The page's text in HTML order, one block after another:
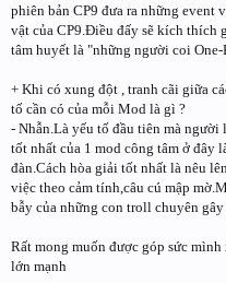
phiên bản CP9 đưa ra những event
vật của CP9.Điều đấy sẽ kích thích
tâm huyết là "những người coi
+ Khi có xung đột , tranh cãi giữa
tố cần có của mỗi Mod là gì ?
- Nhẫn.Là yếu tố đầu tiên mà
tốt nhất của 1 mod công tâm ở đây
đàn.Cách hòa giải tốt nhất là nêu
việc theo cảm tính,câu cú mập
bẫy của những con troll chuyên gây
Rất mong muốn được góp sức
lớn mạnh